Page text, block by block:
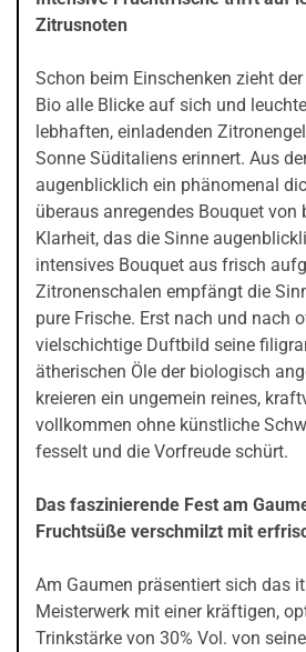
Zitrusnoten
Schon beim Einschenken zieht
Bio alle Blicke auf sich und
lebhaften, einladenden
Sonne Süditaliens erinnert. Aus
augenblicklich ein phänomenal
überaus anregendes Bouquet von
Klarheit, das die Sinne
intensives Bouquet aus frisch
Zitronenschalen empfängt die
pure Frische. Erst nach und nach
vielschichtige Duftbild seine
ätherischen Öle der biologisch
kreieren ein ungemein reines,
vollkommen ohne künstliche
fesselt und die Vorfreude schürt.
Das faszinierende Fest am
Fruchtsüße verschmilzt mit
Am Gaumen präsentiert sich das
Meisterwerk mit einer kräftigen,
Trinkstärke von 30% Vol. von